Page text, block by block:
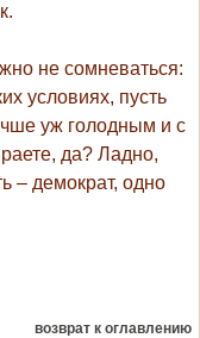
не сомневаться:
условиях, пусть
уж голодным и с
да? Ладно,
– демократ, одно
возврат к оглавлению